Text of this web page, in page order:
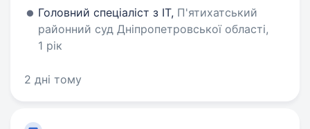
Головний спеціаліст з ІТ, П'ятихатський
районний суд Дніпропетровської області,
1 рік
2 дні тому